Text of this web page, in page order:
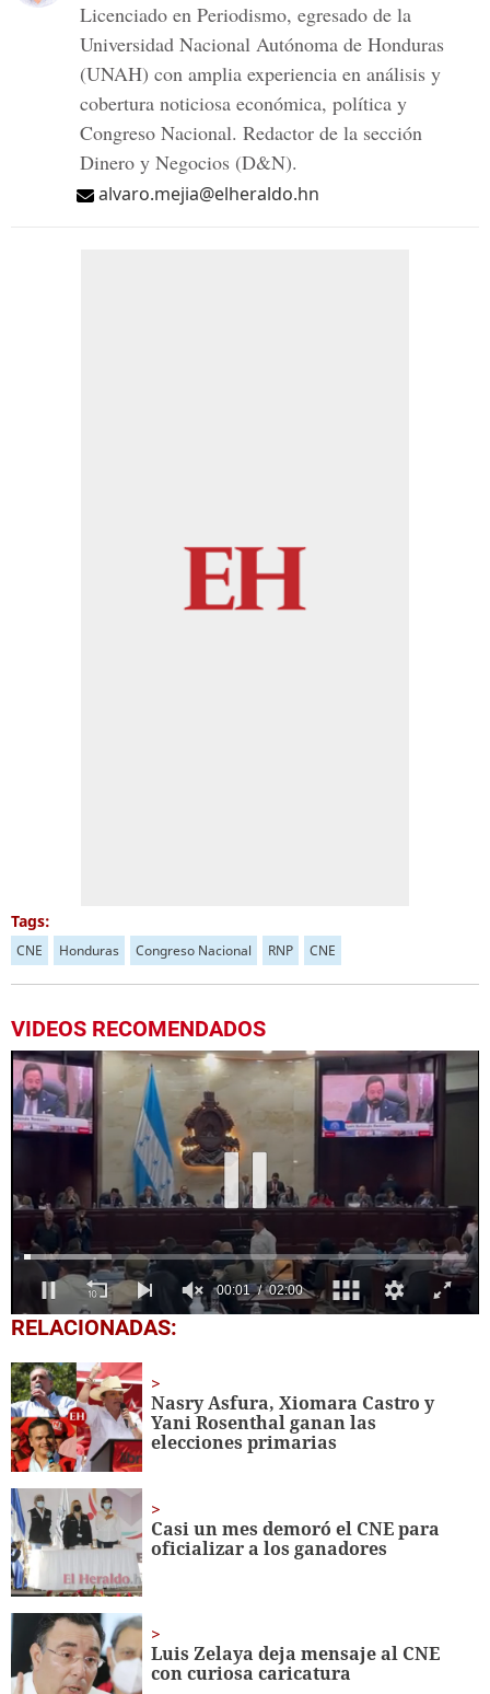
Licenciado en Periodismo, egresado de la
Universidad Nacional Autónoma de Honduras
(UNAH) con amplia experiencia en análisis y
cobertura noticiosa económica, política y
Congreso Nacional. Redactor de la sección
Dinero y Negocios (D&N).
alvaro.mejia@elheraldo.hn
Tags:
CNE Honduras Congreso Nacional RNP CNE
VIDEOS RECOMENDADOS
0
seconds
2
minutes,
0
RELACIONADAS:
Nasry Asfura, Xiomara Castro y
Yani Rosenthal ganan las
elecciones primarias
Casi un mes demoró el CNE para
oficializar a los ganadores
Luis Zelaya deja mensaje al CNE
con curiosa caricatura